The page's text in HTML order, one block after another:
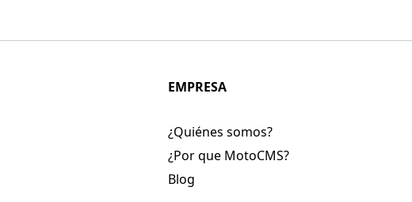
EMPRESA
¿Quiénes somos?
¿Por que MotoCMS?
Blog